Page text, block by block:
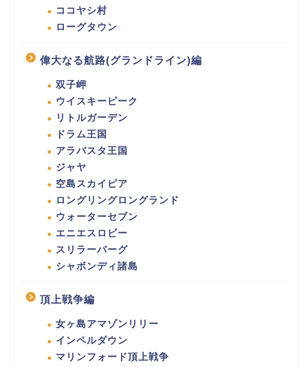
ココヤシ村
ローグタウン
偉大なる航路(グランドライン)編
双子岬
ウイスキーピーク
リトルガーデン
ドラム王国
アラバスタ王国
ジャヤ
空島スカイピア
ロングリングロングランド
ウォーターセブン
エニエスロビー
スリラーバーグ
シャボンディ諸島
頂上戦争編
女ヶ島アマゾンリリー
インペルダウン
マリンフォード頂上戦争